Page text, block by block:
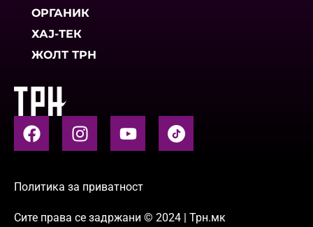
ОРГАНИК
ХАЈ-ТЕК
ЖОЛТ ТРН
Политика за приватност
Сите права се задржани © 2024 | Трн.мк